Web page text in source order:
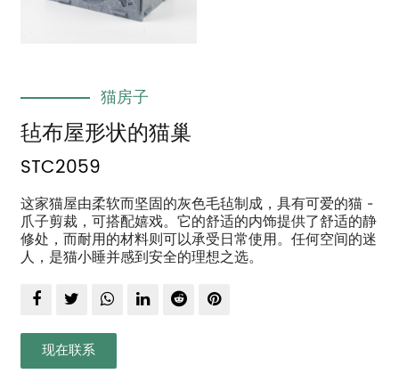
猫房子
毡布屋形状的猫巢
STC2059
这家猫屋由柔软而坚固的灰色毛毡制成，具有可爱的猫 -
爪子剪裁，可搭配嬉戏。它的舒适的内饰提供了舒适的静
修处，而耐用的材料则可以承受日常使用。任何空间的迷
人，是猫小睡并感到安全的理想之选。
现在联系